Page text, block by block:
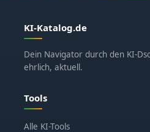
KI-Katalog.de
Dein Navigator durch den KI-
ehrlich, aktuell.
Tools
Alle KI-Tools